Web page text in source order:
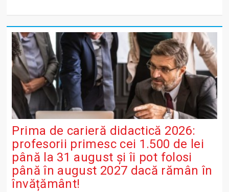
Prima de carieră didactică 2026:
profesorii primesc cei 1.500 de lei
până la 31 august și îi pot folosi
până în august 2027 dacă rămân în
învățământ!